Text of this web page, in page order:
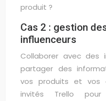
produit ?
Cas 2 : gestion
influenceurs
Collaborer avec des
partager des
vos produits et vos
invités Trello